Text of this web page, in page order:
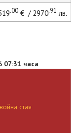
.00€ / 2970.91 лв.
07:31 часа
стая